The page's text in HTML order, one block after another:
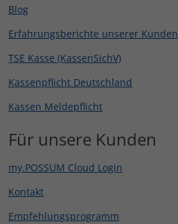
Blog
Erfahrungsberichte unserer Kunden
TSE Kasse (KassenSichV)
Kassenpflicht Deutschland
Kassen Meldepflicht
Für unsere Kunden
my.POSSUM Cloud Login
Kontakt
Empfehlungsprogramm